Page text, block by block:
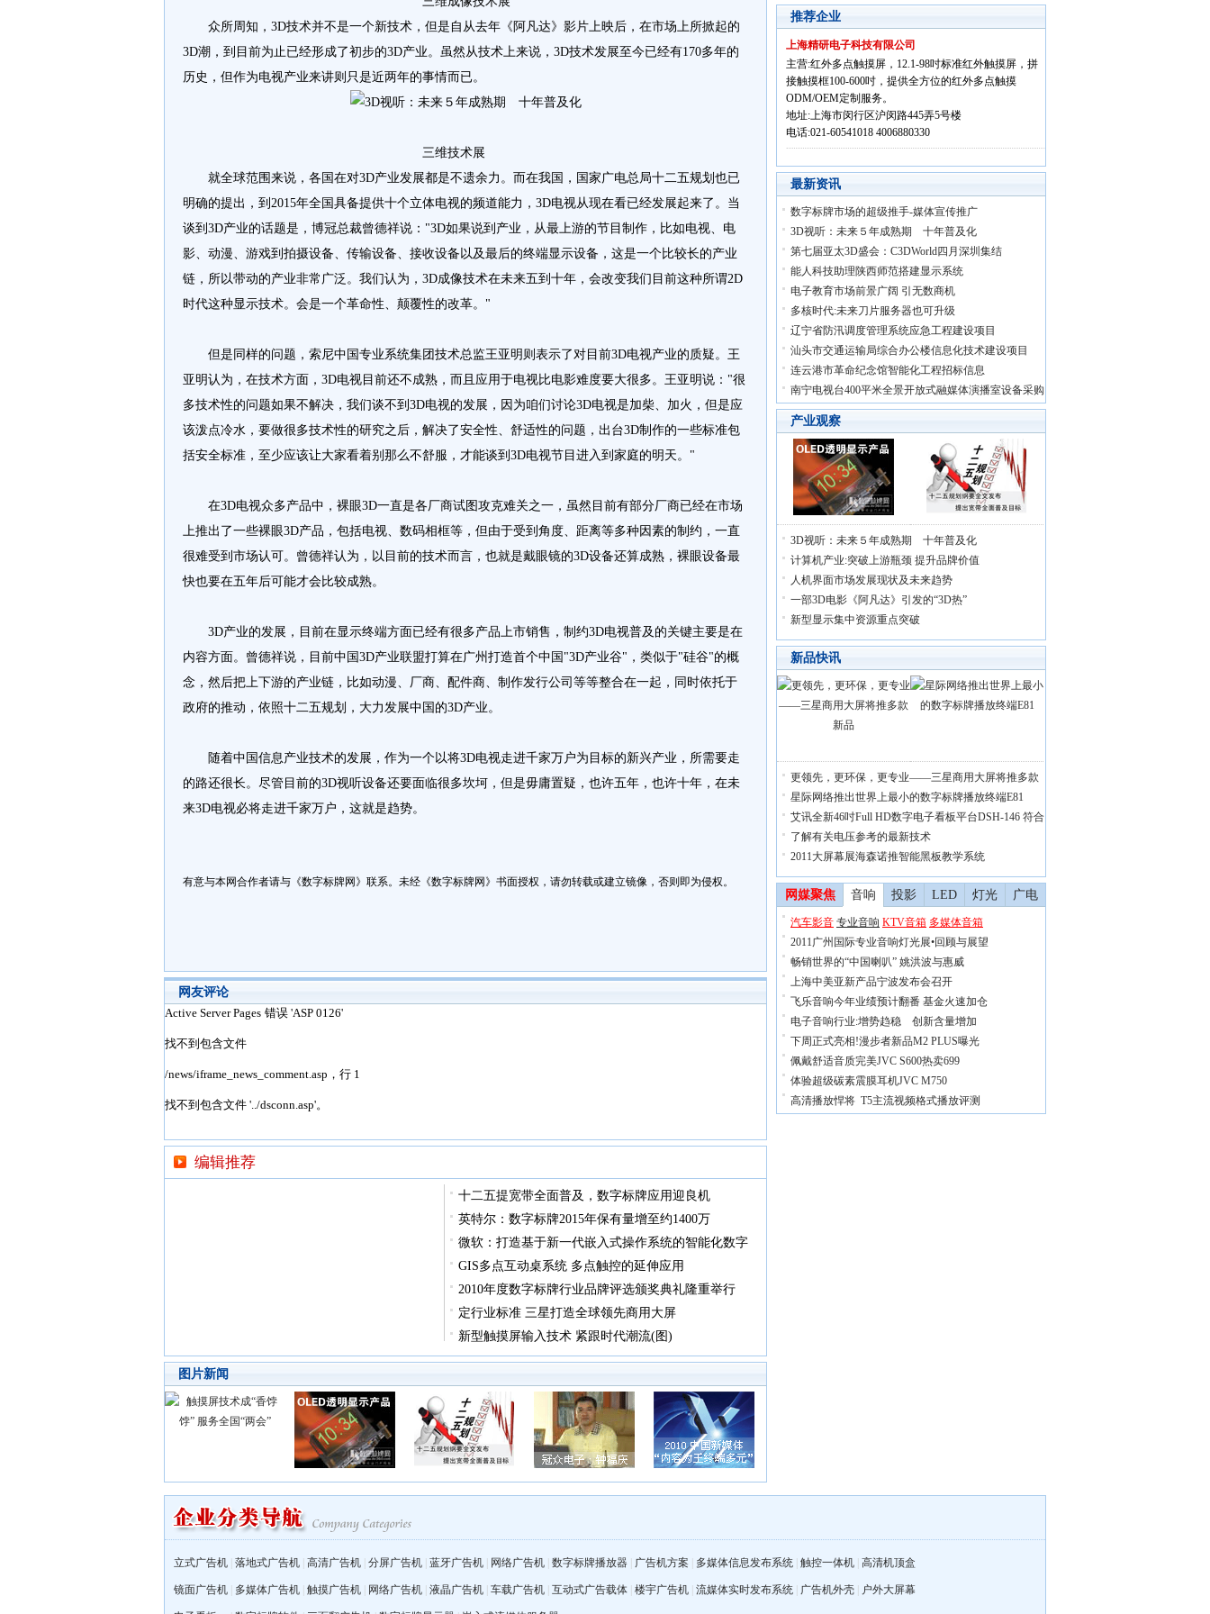
众所周知，3D技术并不是一个新技术，但是自从去年《阿凡达》影片上映后，在市场上所掀起的
3D潮，到目前为止已经形成了初步的3D产业。虽然从技术上来说，3D技术发展至今已经有170多年的
历史，但作为电视产业来讲则只是近两年的事情而已。
三维技术展
就全球范围来说，各国在对3D产业发展都是不遗余力。而在我国，国家广电总局十二五规划也已
明确的提出，到2015年全国具备提供十个立体电视的频道能力，3D电视从现在看已经发展起来了。当
谈到3D产业的话题是，博冠总裁曾德祥说："3D如果说到产业，从最上游的节目制作，比如电视、电
影、动漫、游戏到拍摄设备、传输设备、接收设备以及最后的终端显示设备，这是一个比较长的产业
链，所以带动的产业非常广泛。我们认为，3D成像技术在未来五到十年，会改变我们目前这种所谓2D
时代这种显示技术。会是一个革命性、颠覆性的改革。"
但是同样的问题，索尼中国专业系统集团技术总监王亚明则表示了对目前3D电视产业的质疑。王
亚明认为，在技术方面，3D电视目前还不成熟，而且应用于电视比电影难度要大很多。王亚明说："很
多技术性的问题如果不解决，我们谈不到3D电视的发展，因为咱们讨论3D电视是加柴、加火，但是应
该泼点冷水，要做很多技术性的研究之后，解决了安全性、舒适性的问题，出台3D制作的一些标准包
括安全标准，至少应该让大家看着别那么不舒服，才能谈到3D电视节目进入到家庭的明天。"
在3D电视众多产品中，裸眼3D一直是各厂商试图攻克难关之一，虽然目前有部分厂商已经在市场
上推出了一些裸眼3D产品，包括电视、数码相框等，但由于受到角度、距离等多种因素的制约，一直
很难受到市场认可。曾德祥认为，以目前的技术而言，也就是戴眼镜的3D设备还算成熟，裸眼设备最
快也要在五年后可能才会比较成熟。
3D产业的发展，目前在显示终端方面已经有很多产品上市销售，制约3D电视普及的关键主要是在
内容方面。曾德祥说，目前中国3D产业联盟打算在广州打造首个中国"3D产业谷"，类似于"硅谷"的概
念，然后把上下游的产业链，比如动漫、厂商、配件商、制作发行公司等等整合在一起，同时依托于
政府的推动，依照十二五规划，大力发展中国的3D产业。
随着中国信息产业技术的发展，作为一个以将3D电视走进千家万户为目标的新兴产业，所需要走
的路还很长。尽管目前的3D视听设备还要面临很多坎坷，但是毋庸置疑，也许五年，也许十年，在未
来3D电视必将走进千家万户，这就是趋势。
有意与本网合作者请与《数字标牌网》联系。未经《数字标牌网》书面授权，请勿转载或建立镜像，否则即为侵权。
网友评论
编辑推荐
十二五提宽带全面普及，数字标牌应用迎良机
英特尔：数字标牌2015年保有量增至约1400万
微软：打造基于新一代嵌入式操作系统的智能化数字
GIS多点互动桌系统 多点触控的延伸应用
2010年度数字标牌行业品牌评选颁奖典礼隆重举行
定行业标准 三星打造全球领先商用大屏
新型触摸屏输入技术 紧跟时代潮流(图)
图片新闻
推荐企业
上海精研电子科技有限公司
主营:红外多点触摸屏，12.1-98吋标准红外触摸屏，拼
接触摸框100-600吋，提供全方位的红外多点触摸
ODM/OEM定制服务。
地址:上海市闵行区沪闵路445弄5号楼
电话:021-60541018 4006880330
最新资讯
数字标牌市场的超级推手-媒体宣传推广
3D视听：未来５年成熟期 十年普及化
第七届亚太3D盛会：C3DWorld四月深圳集结
能人科技助理陕西师范搭建显示系统
电子教育市场前景广阔 引无数商机
多核时代:未来刀片服务器也可升级
辽宁省防汛调度管理系统应急工程建设项目
汕头市交通运输局综合办公楼信息化技术建设项目
连云港市革命纪念馆智能化工程招标信息
南宁电视台400平米全景开放式融媒体演播室设备采购
产业观察
3D视听：未来５年成熟期 十年普及化
计算机产业:突破上游瓶颈 提升品牌价值
人机界面市场发展现状及未来趋势
一部3D电影《阿凡达》引发的“3D热”
新型显示集中资源重点突破
新品快讯
更领先，更环保，更专业——三星商用大屏将推多款
星际网络推出世界上最小的数字标牌播放终端E81
艾讯全新46吋Full HD数字电子看板平台DSH-146 符合
了解有关电压参考的最新技术
2011大屏幕展海森诺推智能黑板教学系统
网媒聚焦 音响 投影 LED 灯光 广电
汽车影音 专业音响 KTV音箱 多媒体音箱
2011广州国际专业音响灯光展•回顾与展望
畅销世界的“中国喇叭” 姚洪波与惠威
上海中美亚新产品宁波发布会召开
飞乐音响今年业绩预计翻番 基金火速加仓
电子音响行业:增势趋稳 创新含量增加
下周正式亮相!漫步者新品M2 PLUS曝光
佩戴舒适音质完美JVC S600热卖699
体验超级碳素震膜耳机JVC M750
高清播放悍将 T5主流视频格式播放评测
立式广告机 落地式广告机 高清广告机 分屏广告机 蓝牙广告机 网络广告机 数字标牌播放器 广告机方案 多媒体信息发布系统 触控一体机 高清机顶盒
镜面广告机 多媒体广告机 触摸广告机 网络广告机 液晶广告机 车载广告机 互动式广告载体 楼宇广告机 流媒体实时发布系统 广告机外壳 户外大屏幕